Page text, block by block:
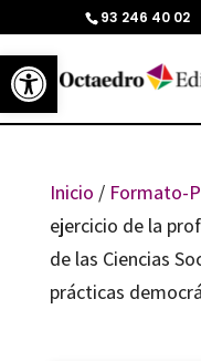
Abrir barra de
93 246 40 02
Inicio / Formato-
ejercicio de la
de las Ciencias
prácticas